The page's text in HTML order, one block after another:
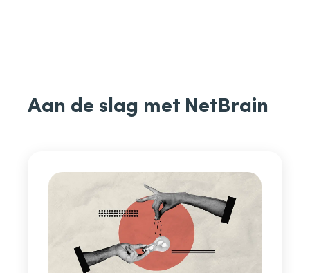
Aan de slag met NetBrain